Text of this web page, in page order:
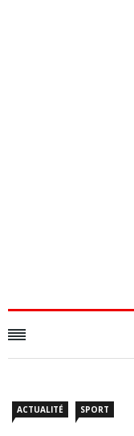
ACTUALITÉ SPORT